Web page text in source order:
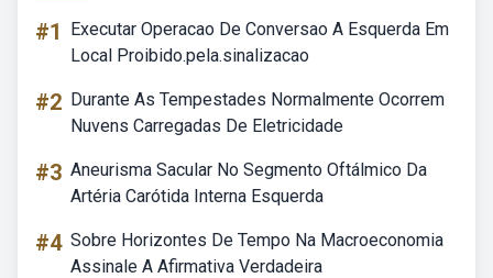
#1
Executar Operacao De Conversao A Esquerda Em
Local Proibido.pela.sinalizacao
#2 Durante As Tempestades Normalmente Ocorrem
Nuvens Carregadas De Eletricidade
#3 Aneurisma Sacular No Segmento Oftálmico Da
Artéria Carótida Interna Esquerda
#4 Sobre Horizontes De Tempo Na Macroeconomia
Assinale A Afirmativa Verdadeira